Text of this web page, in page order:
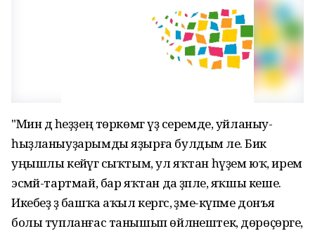
"Мин дә һеҙҙең төркөмгә үҙ серемде, уйланыу-
һыҙланыуҙарымды яҙырға булдым әле. Бик
уңышлы кейәүгә сыҡтым, ул яҡтан һүҙем юҡ, ирем
эсмәй-тартмай, бар яҡтан да әҙәпле, яҡшы кеше.
Икебеҙ ҙә башҡа аҡыл кергәс, әҙме-күпме донъя
болы тупланғас танышып өйләнештек, дөрөҫөрәге,